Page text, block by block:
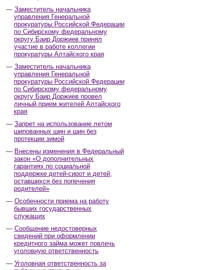
Заместитель начальника
управления Генеральной
прокуратуры Российской Федерации
по Сибирскому федеральному
округу Баир Доржиев принял
участие в работе коллегии
прокуратуры Алтайского края
Заместитель начальника
управления Генеральной
прокуратуры Российской Федерации
по Сибирскому федеральному
округу Баир Доржиев провел
личный прием жителей Алтайского
края
Запрет на использование летом
шипованных шин и шин без
протекции зимой
Внесены изменения в Федеральный
закон «О дополнительных
гарантиях по социальной
поддержке детей-сирот и детей,
оставшихся без попечения
родителей»
Особенности приема на работу
бывших государственных
служащих
Сообщение недостоверных
сведений при оформлении
кредитного займа может повлечь
уголовную ответственность
Уголовная ответственность за